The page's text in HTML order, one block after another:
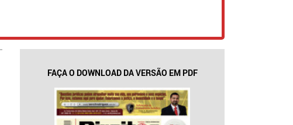
FAÇA O DOWNLOAD DA VERSÃO EM PDF